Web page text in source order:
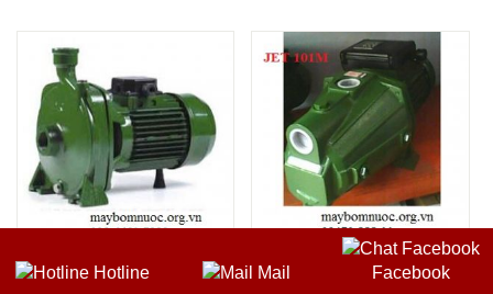
Hotline Mail Facebook
Máy bơm nước Sealand
Máy bơm nước Sealand